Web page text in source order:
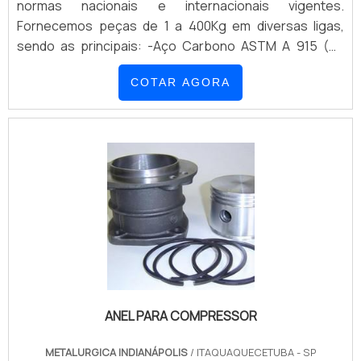
de atuação; Trabalhadores de alta qualidade;
Escritório de alta qualidade onde são realizadas as
atividades; Parque de máquinas; Capacidade instalada
de 120 toneladas/mês de peças acabadas, por turno
de trabalho.A MAIOR REFERÊNCIA NO
SEGMENTOApenas na Metalúrgica Indianápolis existe o
itaquaquecetuba. A empresa oferece opções como
camisa de cilindros para compressores e anéis para
bombas à vácuo.É comprometida com os serviços e
responsável, características possíveis pelo fato de a
empresa ter escritório de alta qualidade onde são
realizadas as atividades e fundição e usinagem
próprias. Tudo isso, somado à performance de uma
equipe de colaboradores proativos e especialistas
dedicados, comprova sua essência de trazer o melhor
normas nacionais e internacionais vigentes.
Fornecemos peças de 1 a 400Kg em diversas ligas,
sendo as principais: -Aço Carbono ASTM A 915 (CL
1020, CL 1030, CL 1045, CL 1040, CL 4140, CL 4340, CL
GRADE 65-35) ASTM A 352 (GRADE LCB) ASTM A 148
ASTM A 747 (CL CB7 Cu-1, CL CB7 Cu-2) -Aço Inox
A 743 (CF8, CF8M, CF3, CF3M)
COTAR AGORA
ANEL PARA COMPRESSOR
METALURGICA INDIANÁPOLIS/ ITAQUAQUECETUBA - SP